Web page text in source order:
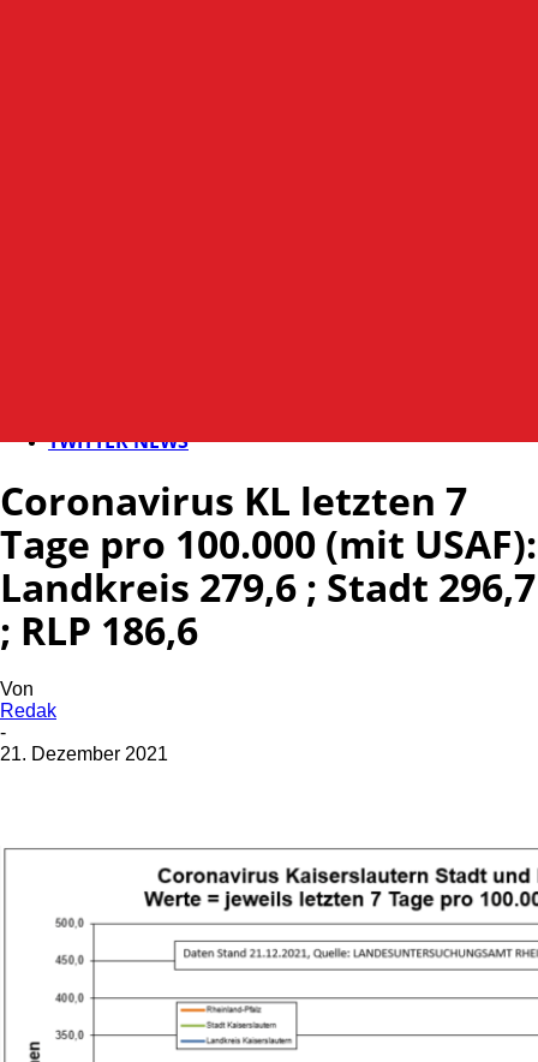
TWITTER NEWS
Coronavirus KL letzten 7
Tage pro 100.000 (mit USAF):
Landkreis 279,6 ; Stadt 296,7
; RLP 186,6
Von
Redak
-
21. Dezember 2021